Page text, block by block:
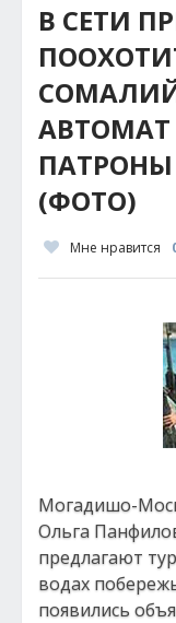
В СЕТИ
ПАТРОНЫ
(ФОТО)
Мне нравится
Могадишо-
Ольга
предлагают
водах
появились